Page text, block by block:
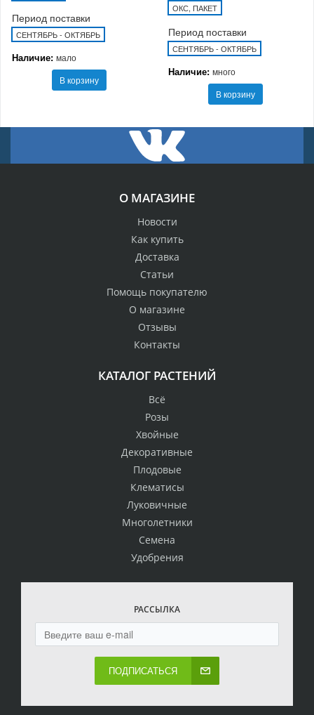
Период поставки
СЕНТЯБРЬ - ОКТЯБРЬ
Наличие: мало
В корзину
ОКС, ПАКЕТ
Период поставки
СЕНТЯБРЬ - ОКТЯБРЬ
Наличие: много
В корзину
О МАГАЗИНЕ
Новости
Как купить
Доставка
Статьи
Помощь покупателю
О магазине
Отзывы
Контакты
КАТАЛОГ РАСТЕНИЙ
Всё
Розы
Хвойные
Декоративные
Плодовые
Клематисы
Луковичные
Многолетники
Семена
Удобрения
РАССЫЛКА
ПОДПИСАТЬСЯ